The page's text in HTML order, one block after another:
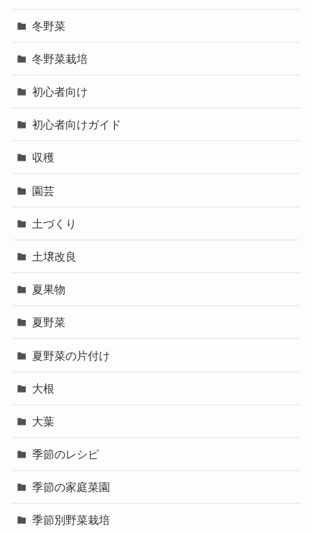
冬野菜
冬野菜栽培
初心者向け
初心者向けガイド
収穫
園芸
土づくり
土壌改良
夏果物
夏野菜
夏野菜の片付け
大根
大葉
季節のレシピ
季節の家庭菜園
季節別野菜栽培